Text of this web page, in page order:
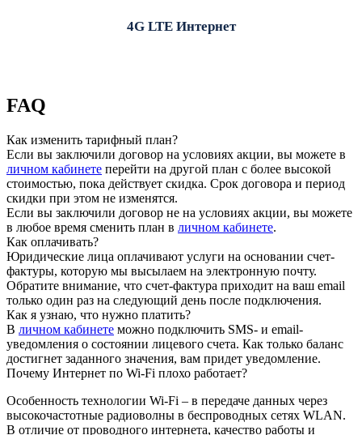
4G LTE Интернет
FAQ
Как изменить тарифный план?
Если вы заключили договор на условиях акции, вы можете в
личном кабинете перейти на другой план с более высокой
стоимостью, пока действует скидка. Срок договора и период
скидки при этом не изменятся.
Если вы заключили договор не на условиях акции, вы можете
в любое время сменить план в личном кабинете.
Как оплачивать?
Юридические лица оплачивают услуги на основании счет-
фактуры, которую мы высылаем на электронную почту.
Обратите внимание, что счет-фактура приходит на ваш email
только один раз на следующий день после подключения.
Как я узнаю, что нужно платить?
В личном кабинете можно подключить SMS- и email-
уведомления о состоянии лицевого счета. Как только баланс
достигнет заданного значения, вам придет уведомление.
Почему Интернет по Wi-Fi плохо работает?
Особенность технологии Wi-Fi – в передаче данных через
высокочастотные радиоволны в беспроводных сетях WLAN.
В отличие от проводного интернета, качество работы и